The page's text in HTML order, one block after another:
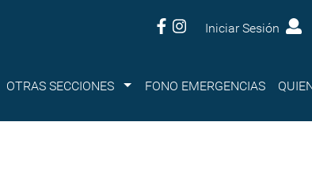
Iniciar Sesión
OTRAS SECCIONES Submenu
FONO EMERGENCIAS